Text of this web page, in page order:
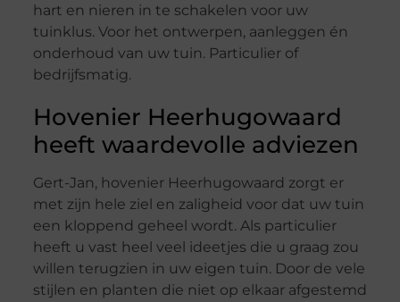
hart en nieren in te schakelen voor uw
tuinklus. Voor het ontwerpen, aanleggen én
onderhoud van uw tuin. Particulier of
bedrijfsmatig.
Hovenier Heerhugowaard
heeft waardevolle adviezen
Gert-Jan, hovenier Heerhugowaard zorgt er
met zijn hele ziel en zaligheid voor dat uw tuin
een kloppend geheel wordt. Als particulier
heeft u vast heel veel ideetjes die u graag zou
willen terugzien in uw eigen tuin. Door de vele
stijlen en planten die niet op elkaar afgestemd